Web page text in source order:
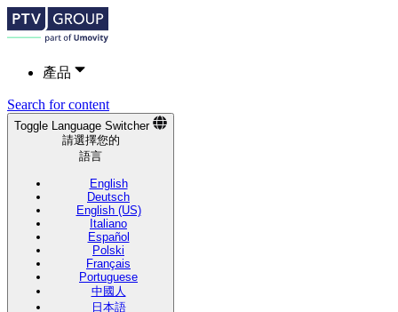
產品
Search for content
Toggle Language Switcher
請選擇您的
語言
English
Deutsch
English (US)
Italiano
Español
Polski
Français
Portuguese
中國人
日本語